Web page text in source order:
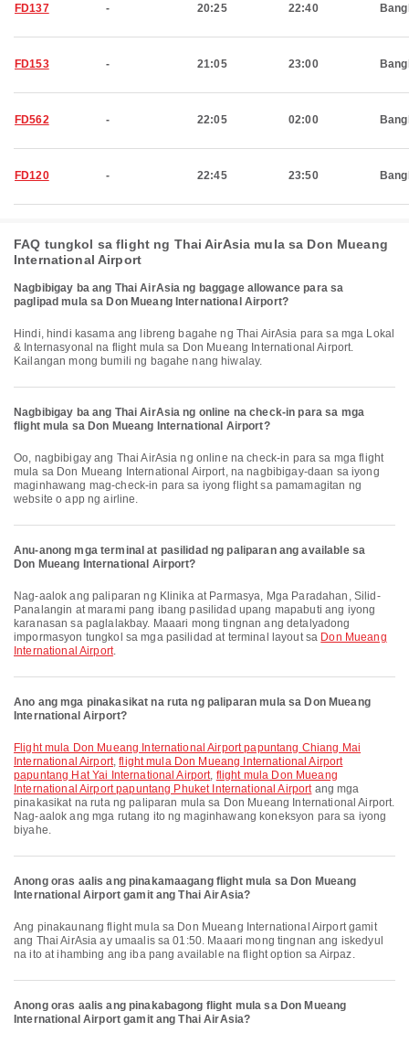
FD137 - 20:25 22:40
FD153 - 21:05 23:00
FD562 - 22:05 02:00
FD120 - 22:45 23:50
FAQ tungkol sa flight ng Thai AirAsia mula sa Don Mueang
International Airport
Nagbibigay ba ang Thai AirAsia ng baggage allowance para sa
paglipad mula sa Don Mueang International Airport?
Hindi, hindi kasama ang libreng bagahe ng Thai AirAsia para sa mga Lokal
& Internasyonal na flight mula sa Don Mueang International Airport.
Kailangan mong bumili ng bagahe nang hiwalay.
Nagbibigay ba ang Thai AirAsia ng online na check-in para sa mga
flight mula sa Don Mueang International Airport?
Oo, nagbibigay ang Thai AirAsia ng online na check-in para sa mga flight
mula sa Don Mueang International Airport, na nagbibigay-daan sa iyong
maginhawang mag-check-in para sa iyong flight sa pamamagitan ng
website o app ng airline.
Anu-anong mga terminal at pasilidad ng paliparan ang available sa
Don Mueang International Airport?
Nag-aalok ang paliparan ng Klinika at Parmasya, Mga Paradahan, Silid-
Panalangin at marami pang ibang pasilidad upang mapabuti ang iyong
karanasan sa paglalakbay. Maaari mong tingnan ang detalyadong
impormasyon tungkol sa mga pasilidad at terminal layout sa Don Mueang
International Airport.
Ano ang mga pinakasikat na ruta ng paliparan mula sa Don Mueang
International Airport?
flight mula Don Mueang International Airport papuntang Chiang Mai
International Airport,flight mula Don Mueang International Airport
papuntang Hat Yai International Airport, flight mula Don Mueang
International Airport papuntang Phuket International Airportang mga
pinakasikat na ruta ng paliparan mula sa Don Mueang International Airport.
Nag-aalok ang mga rutang ito ng maginhawang koneksyon para sa iyong
biyahe.
Anong oras aalis ang pinakamaagang flight mula sa Don Mueang
International Airport gamit ang Thai AirAsia?
Ang pinakaunang flight mula sa Don Mueang International Airport gamit
ang Thai AirAsia ay umaalis sa 01:50. Maaari mong tingnan ang iskedyul
na ito at ihambing ang iba pang available na flight option sa Airpaz.
Anong oras aalis ang pinakabagong flight mula sa Don Mueang
International Airport gamit ang Thai AirAsia?